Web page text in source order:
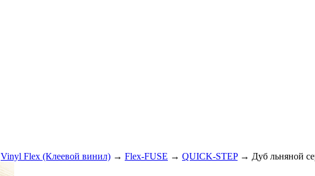
Vinyl Flex (Клеевой винил) → Flex-FUSE → QUICK-STEP→ Дуб льняной